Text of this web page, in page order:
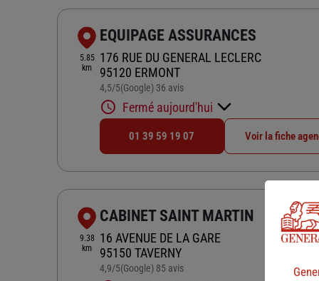
5.85
km
EQUIPAGE ASSURANCES
176 RUE DU GENERAL LECLERC
95120 ERMONT
4,5/5Note de 4.5 sur 5
(Google) 36 avis
Fermé aujourd'hui
01 39 59 19 07 Voir la fiche
9.38
km
CABINET SAINT MARTIN
16 AVENUE DE LA GARE
95150 TAVERNY
4,9/5Note de 4.9 sur 5
(Google) 85 avis